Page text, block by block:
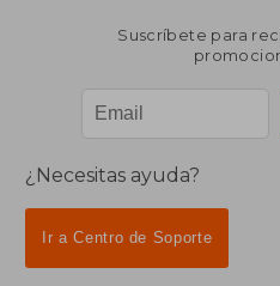
Suscríbete para
¿Necesitas ayuda?
Ir a Centro de Soporte